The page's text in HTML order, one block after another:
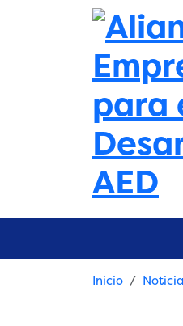
Skip to main content
Inicio